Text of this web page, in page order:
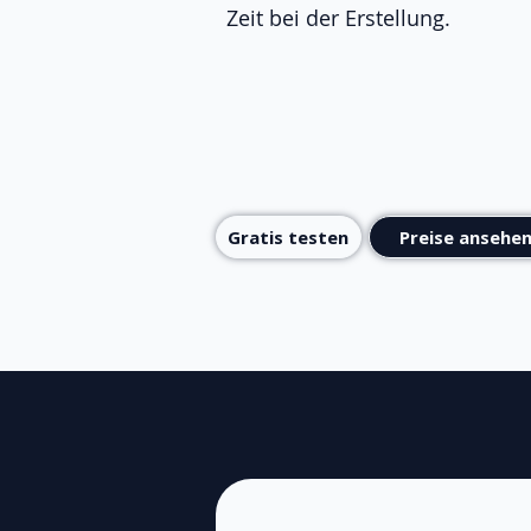
Zeit bei der Erstellung.
Gratis testen Preise